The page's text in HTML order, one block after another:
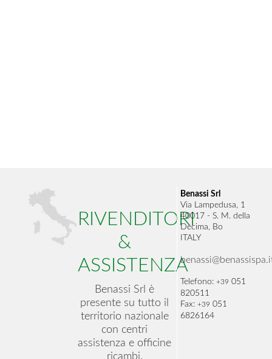
RIVENDITORI
&
ASSISTENZA
Benassi Srl è
presente su tutto il
territorio nazionale
con centri
assistenza e officine
ricambi.
Benassi Srl
Via Lampedusa, 1
40017 - S. M. della
Decima, Bo
ITALY
Telefono: +39 051
820511
Fax: +39 051
6826164